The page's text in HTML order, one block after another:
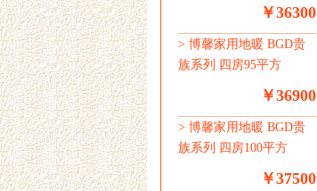
￥36300
> 博馨家用地暖 BGD贵
族系列 四房95平方
￥36900
> 博馨家用地暖 BGD贵
族系列 四房100平方
￥37500